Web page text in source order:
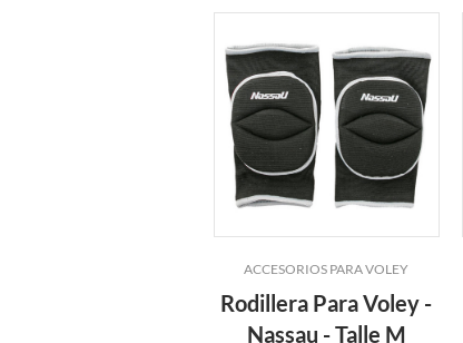
ACCESORIOS PARA VOLEY
Rodillera Para Voley -
Nassau - Talle M